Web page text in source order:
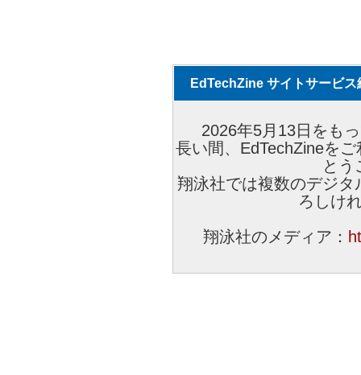
EdTechZine サイトサービス
2026年5月13日をも
長い間、EdTechZineを
とう
翔泳社では複数のデジ
ろしけ
翔泳社のメディア：